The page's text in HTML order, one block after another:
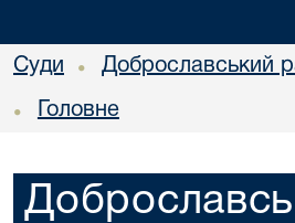
Суди • Доброславський
• Головне